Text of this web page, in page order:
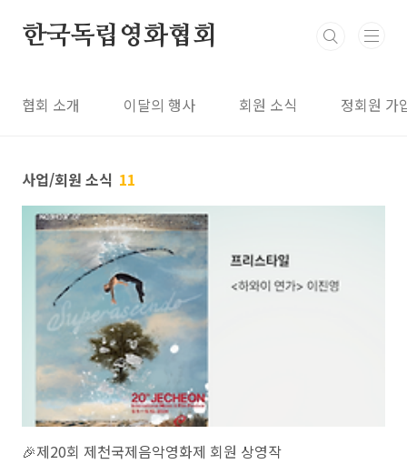
한국독립영화협회
협회 소개 이달의 행사 회원 소식 정회원 가
사업/회원 소식 11
🎉제20회 제천국제음악영화제 회원 상영작